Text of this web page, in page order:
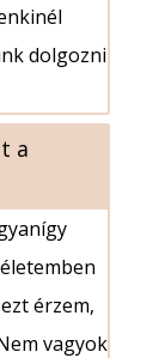
dolgozni
a
érzem,
vagyok